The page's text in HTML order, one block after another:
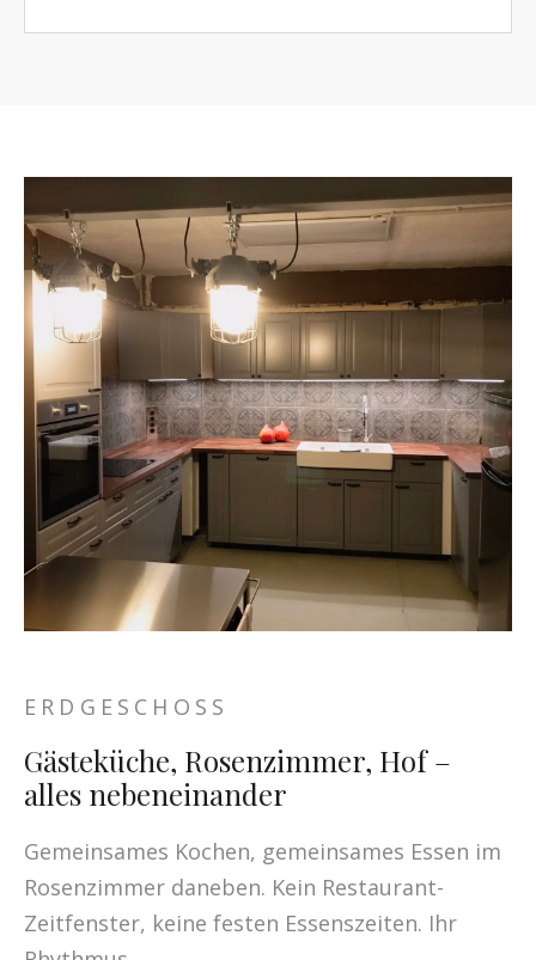
ERDGESCHOSS
Gästeküche, Rosenzimmer, Hof –
alles nebeneinander
Gemeinsames Kochen, gemeinsames Essen im
Rosenzimmer daneben. Kein Restaurant-
Zeitfenster, keine festen Essenszeiten. Ihr